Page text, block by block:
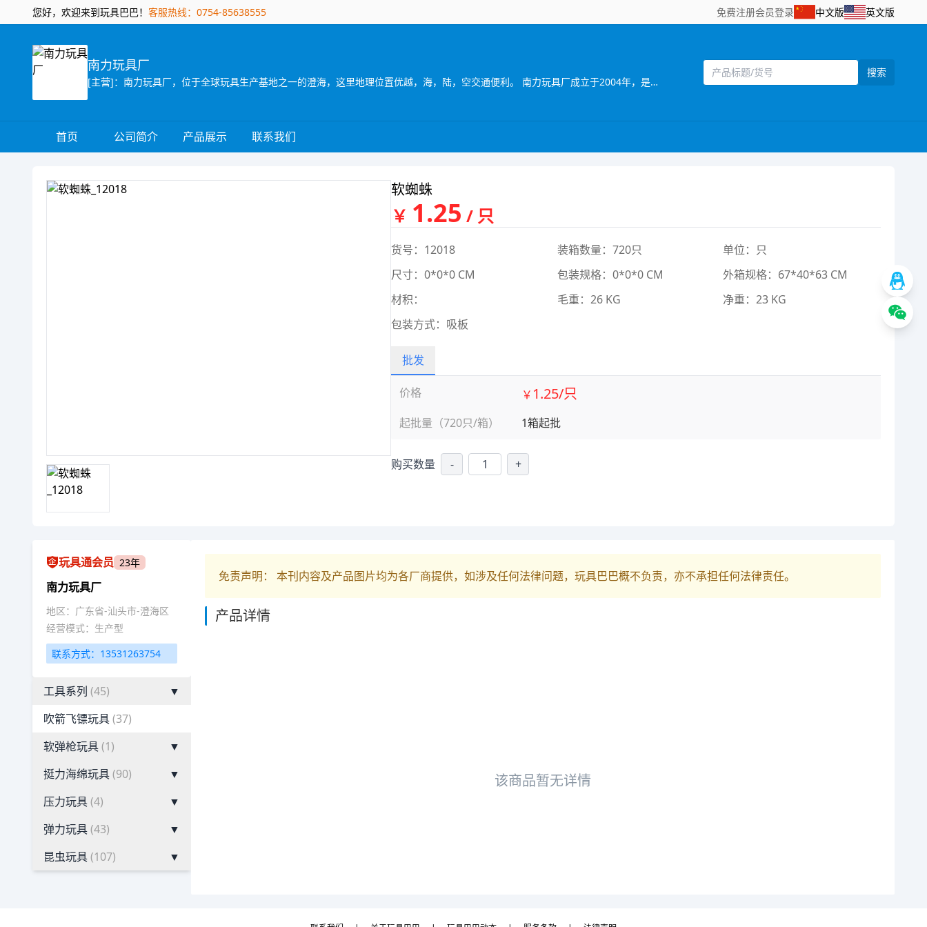
您好，欢迎来到玩具巴巴！ 客服热线：0754-85638555 免费注册会员登录 中文版 英文版
南力玩具厂
[主营]：南力玩具厂，位于全球玩具生产基地之一的澄海，这里地理位置优越，海，陆，空交通便利。 南力玩具厂成立于2004年，是工，贸一体的生产厂家，产品远销欧美、中东地区、并在国内占有一定的市场。 本厂自创办以来便注重管理；注重产品质量；注重产品风格；注重满足用户需求。本厂以开发设计新产品为主，其产品造型独特、新颖、逼真。工厂一直以精美设计、高品质产品为宗旨，重合同、守信用，热忱欢迎海内外广大客户前来洽谈，我们可以根据客户需求定做产品，为客户设符合市场的产品，来样定做等，无论定单大小，我们将以我们优质的服务，优惠的价格，短的时间为您服务。 欢迎海内外客商到我网站浏览、查询、订购；也欢迎到我的样品房直接选购！我们将以好的服务，优的质量，实的价格与你真诚合作
搜索
首页 公司简介 产品展示 联系我们
软蜘蛛
￥ 1.25 / 只
货号：12018 装箱数量：720只
单位：只
尺寸：0*0*0 CM
包装规格：0*0*0 CM
外箱规格：67*40*63 CM
材积：
毛重：26 KG
净重：23 KG
包装方式：吸板
批发
价格
起批量（720只/箱）
￥ 1.25/只
1箱起批
购买数量 - +
玩具通会员 23年
南力玩具厂
地区：广东省-汕头市-澄海区
经营模式：生产型
联系方式：13531263754
工具系列 (45)
▼
吹箭飞镖玩具(37)
软弹枪玩具(1)
▼
挺力海绵玩具(90)
▼
压力玩具(4)
▼
弹力玩具(43)
▼
昆虫玩具(107) ▼
免责声明： 本刊内容及产品图片均为各厂商提供，如涉及任何法律问题，玩具巴巴概不负责，亦不承担任何法律责任。
产品详情
该商品暂无详情